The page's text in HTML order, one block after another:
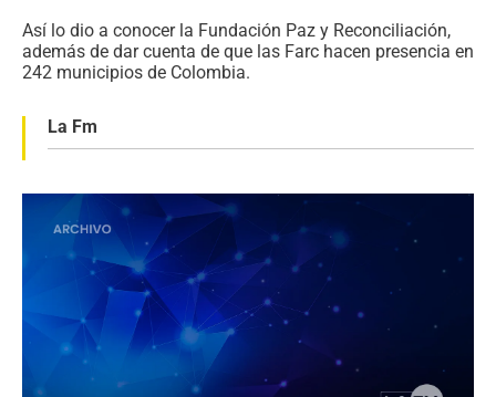
Así lo dio a conocer la Fundación Paz y Reconciliación,
además de dar cuenta de que las Farc hacen presencia en
242 municipios de Colombia.
La Fm